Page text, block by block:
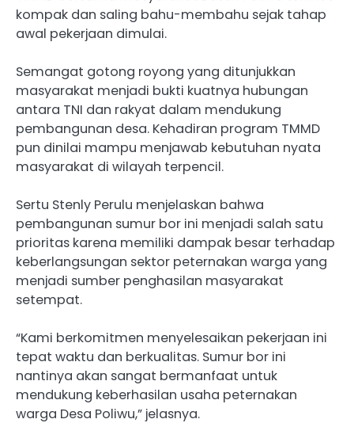
kompak dan saling bahu-membahu sejak tahap
awal pekerjaan dimulai.
Semangat gotong royong yang ditunjukkan
masyarakat menjadi bukti kuatnya hubungan
antara TNI dan rakyat dalam mendukung
pembangunan desa. Kehadiran program TMMD
pun dinilai mampu menjawab kebutuhan nyata
masyarakat di wilayah terpencil.
Sertu Stenly Perulu menjelaskan bahwa
pembangunan sumur bor ini menjadi salah satu
prioritas karena memiliki dampak besar terhadap
keberlangsungan sektor peternakan warga yang
menjadi sumber penghasilan masyarakat
setempat.
“Kami berkomitmen menyelesaikan pekerjaan ini
tepat waktu dan berkualitas. Sumur bor ini
nantinya akan sangat bermanfaat untuk
mendukung keberhasilan usaha peternakan
warga Desa Poliwu,” jelasnya.